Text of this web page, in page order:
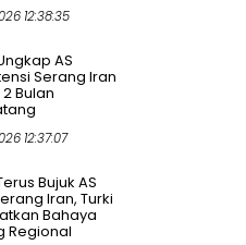
12:38:35
AS
Serang Iran
Bulan
12:37:07
Bujuk AS
Iran, Turki
Bahaya
Regional